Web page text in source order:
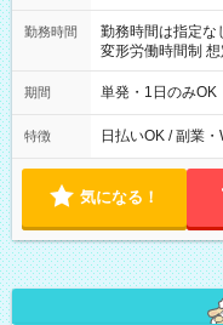
勤務時間
勤務時間は指定な
変形労働時間制 想定労働時
00～20：00
期間 単発・1日のみOK
特徴 日払いOK / 副業
気になる！